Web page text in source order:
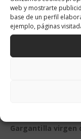
web y mostrarte
base de un perfil
ejemplo, páginas
Día de la Madre ,
Gargantilla virgen